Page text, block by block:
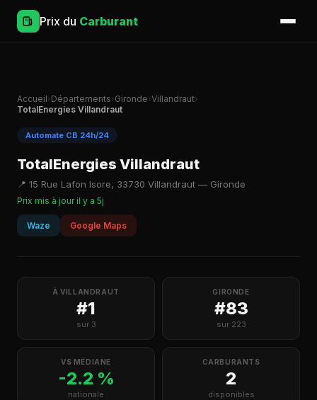
Prix du Carburant
Accueil›Départements›Gironde›Villandraut›
TotalEnergies Villandraut
Automate CB 24h/24
TotalEnergies Villandraut
📍 15 Rue Lafon Isore, 33730 Villandraut — Gironde
Prix mis à jour il y a 5j
Waze Google Maps
À VILLANDRAUT
#1
sur 3
GIRONDE
#83
sur 223
VS MÉDIANE
-2.2 %
nationale
CARBURANTS
2
disponibles